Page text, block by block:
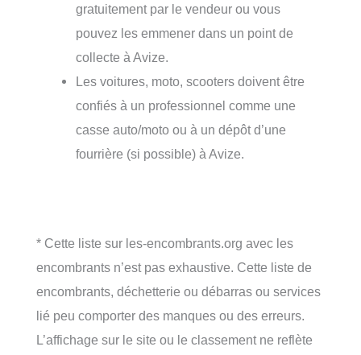
gratuitement par le vendeur ou vous
pouvez les emmener dans un point de
collecte à Avize.
Les voitures, moto, scooters doivent être
confiés à un professionnel comme une
casse auto/moto ou à un dépôt d’une
fourrière (si possible) à Avize.
* Cette liste sur les-encombrants.org avec les
encombrants n’est pas exhaustive. Cette liste de
encombrants, déchetterie ou débarras ou services
lié peu comporter des manques ou des erreurs.
L’affichage sur le site ou le classement ne reflète